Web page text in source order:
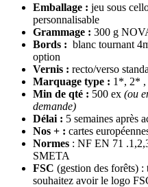
Emballage : jeu sous
personnalisable
Grammage : 300 g
Bords : blanc tournant
option
Vernis : recto/verso
Marquage type : 1*, 2* ,
Min de qté : 500 ex (ou
demande)
Délai : 5 semaines après
Nos + : cartes
Normes : NF EN 71
SMETA
FSC (gestion des forêts)
souhaitez avoir le logo